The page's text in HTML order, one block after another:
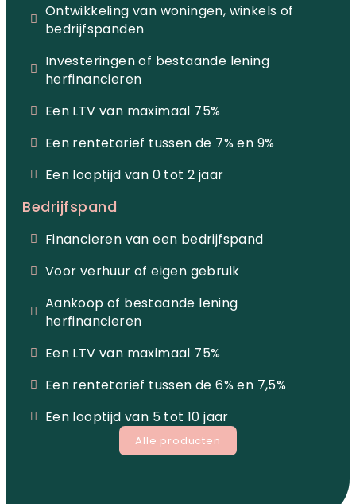
Ontwikkeling van woningen, winkels of
bedrijfspanden
Investeringen of bestaande lening
herfinancieren
Een LTV van maximaal 75%
Een rentetarief tussen de 7% en 9%
Een looptijd van 0 tot 2 jaar
Bedrijfspand
Financieren van een bedrijfspand
Voor verhuur of eigen gebruik
Aankoop of bestaande lening
herfinancieren
Een LTV van maximaal 75%
Een rentetarief tussen de 6% en 7,5%
Een looptijd van 5 tot 10 jaar
Alle producten